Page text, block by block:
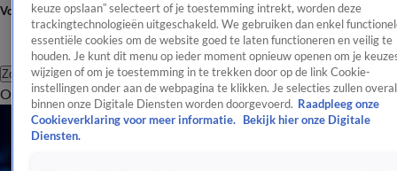
Volg Shownieuws
Zoeken
OverzichtEntertainmentSpraakmakendRealityCrimeVideo's
keuze opslaan” selecteert of je toestemming intrekt, worden deze
trackingtechnologieën uitgeschakeld. We gebruiken dan enkel
essentiële cookies om de website goed te laten functioneren en veilig te
houden. Je kunt dit menu op ieder moment opnieuw openen om je
wijzigen of om je toestemming in te trekken door op de link Cookie-
instellingen onder aan de webpagina te klikken. Je selecties zullen overal
binnen onze Digitale Diensten worden doorgevoerd. Raadpleeg onze
Cookieverklaring voor meer informatie.
Bekijk hier onze Digitale
Diensten.